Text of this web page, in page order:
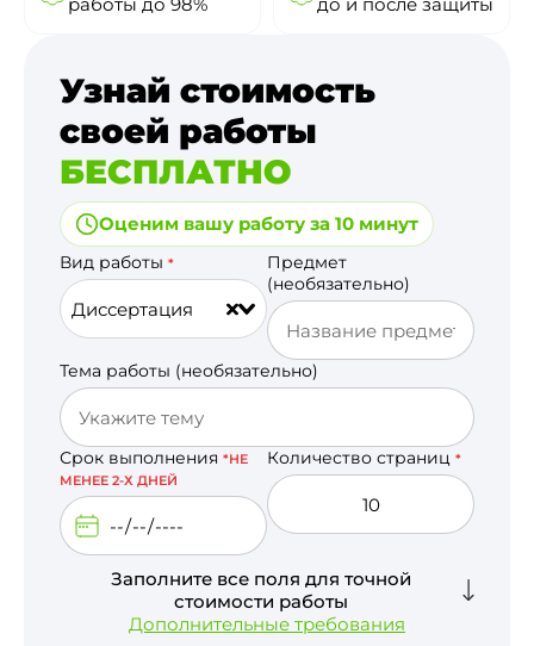
Узнай стоимость
своей работы
БЕСПЛАТНО
Оценим вашу работу за 10 минут
Вид работы *
Диссертация
Предмет
(необязательно)
Тема работы (необязательно)
Срок выполнения *НЕ
МЕНЕЕ 2-Х ДНЕЙ
Количество страниц *
Заполните все поля для точной
стоимости работы
Дополнительные требования